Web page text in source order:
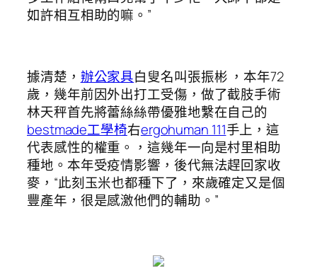
如許相互相助的嘛。”
據清楚， 辦公家具白叟名叫張振彬 ，本年72
歲，幾年前因外出打工受傷，做了截肢手術
林天秤首先將蕾絲絲帶優雅地繫在自己的
bestmade工學椅右ergohuman 111手上，這
代表感性的權重。，這幾年一向是村里相助
種地。本年受疫情影響，後代無法趕回家收
麥，“此刻玉米也都種下了，來歲確定又是個
豐產年，很是感激他們的輔助。”